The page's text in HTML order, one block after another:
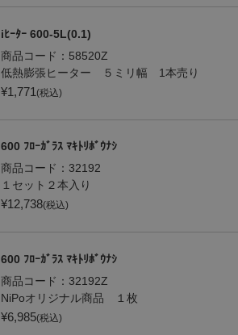
iﾋｰﾀｰ 600-5L(0.1)
商品コード： 58520Z
低熱膨張ヒーター ５ミリ幅 1本売り
¥1,771 (税込)
600 ﾌﾛｰｶﾞﾗｽ ﾏｷﾄﾘﾎﾞｳﾅｼ
商品コード： 32192
１セット２本入り
¥12,738(税込)
600 ﾌﾛｰｶﾞﾗｽ ﾏｷﾄﾘﾎﾞｳﾅｼ
商品コード： 32192Z
NiPoオリジナル商品 １枚
¥6,985(税込)